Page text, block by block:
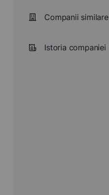
Companii similare
Istoria companiei